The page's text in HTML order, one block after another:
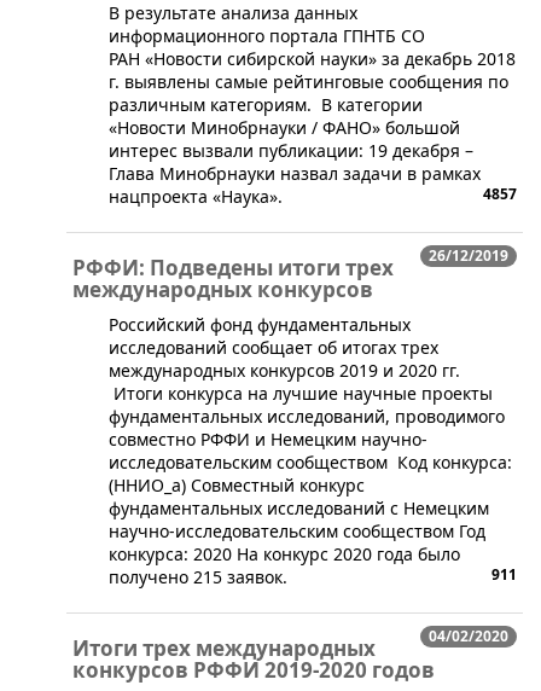
В результате анализа данных
информационного портала ГПНТБ СО
РАН «Новости сибирской науки» за декабрь 2018
г. выявлены самые рейтинговые сообщения по
различным категориям. В категории
«Новости Минобрнауки / ФАНО» большой
интерес вызвали публикации: 19 декабря –
Глава Минобрнауки назвал задачи в рамках
нацпроекта «Наука».
4857
26/12/2019
РФФИ: Подведены итоги трех
международных конкурсов
​Российский фонд фундаментальных
исследований сообщает об итогах трех
международных конкурсов 2019 и 2020 гг.
Итоги конкурса на лучшие научные проекты
фундаментальных исследований, проводимого
совместно РФФИ и Немецким научно-
исследовательским сообществом Код конкурса:
(ННИО_а) Совместный конкурс
фундаментальных исследований с Немецким
научно-исследовательским сообществом Год
конкурса: 2020 На конкурс 2020 года было
получено 215 заявок.
911
04/02/2020
Итоги трех международных
конкурсов РФФИ 2019-2020 годов